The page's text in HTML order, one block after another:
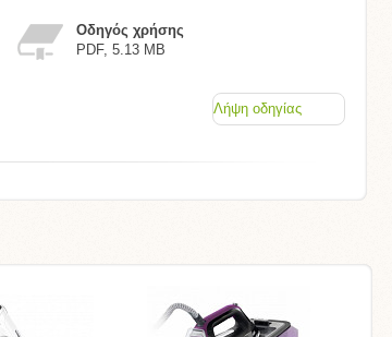
Οδηγός χρήσης
PDF, 5.13 MB
Λήψη οδηγίας